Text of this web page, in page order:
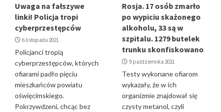
Uwaga na fałszywe
linki! Policja tropi
cyberprzestępców
6 listopada 2021
Policjanci tropią
cyberprzestępców, których
ofiarami padło pięciu
mieszkańców powiatu
oświęcimskiego.
Pokrzywdzeni, chcąc bez
Rosja. 17 osób zmarło
po wypiciu skażonego
alkoholu, 33 są w
szpitalu. 1279 butelek
trunku skonfiskowano
9 października 2021
Testy wykonane ofiarom
wykazały, że w ich
organizmie znajdował się
czysty metanol, czyli